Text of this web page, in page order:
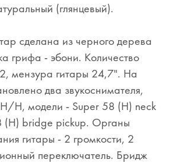
(глянцевый).
сделана из черного дерева
грифа - эбони. Количество
мензура гитары 24,7". На
два звукоснимателя,
H, модели - Super 58 (H) neck
(H) bridge pickup. Органы
гитары - 2 громкости, 2
переключатель. Бридж